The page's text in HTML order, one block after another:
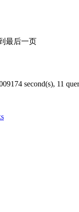
最后一页
second(s), 11